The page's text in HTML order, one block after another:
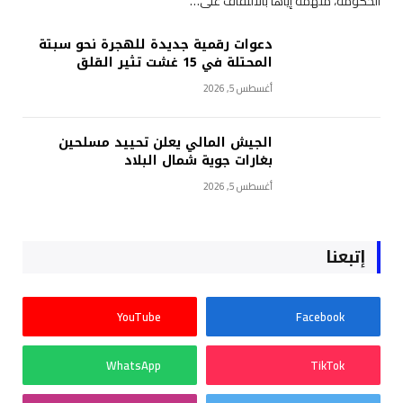
دعوات رقمية جديدة للهجرة نحو سبتة
المحتلة في 15 غشت تثير القلق
أغسطس 5, 2026
الجيش المالي يعلن تحييد مسلحين
بغارات جوية شمال البلاد
أغسطس 5, 2026
إتبعنا
Facebook
YouTube
TikTok
WhatsApp